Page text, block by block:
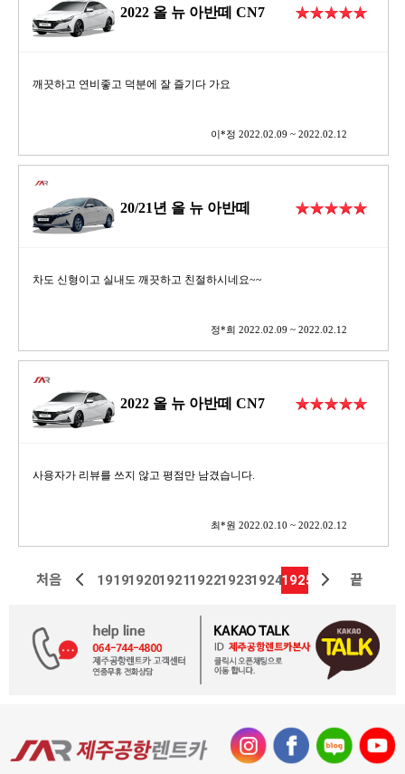
2022 올 뉴 아반떼 CN7
깨끗하고 연비좋고 덕분에 잘 즐기다 가요
이*정 2022.02.09 ~ 2022.02.12
20/21년 올 뉴 아반떼
차도 신형이고 실내도 깨끗하고 친절하시네요~~
정*희 2022.02.09 ~ 2022.02.12
2022 올 뉴 아반떼 CN7
사용자가 리뷰를 쓰지 않고 평점만 남겼습니다.
최*원 2022.02.10 ~ 2022.02.12
처음 1919192019211922192319241925 끝